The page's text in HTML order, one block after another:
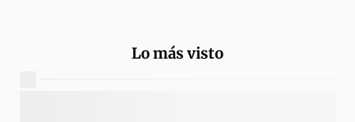
Lo más visto